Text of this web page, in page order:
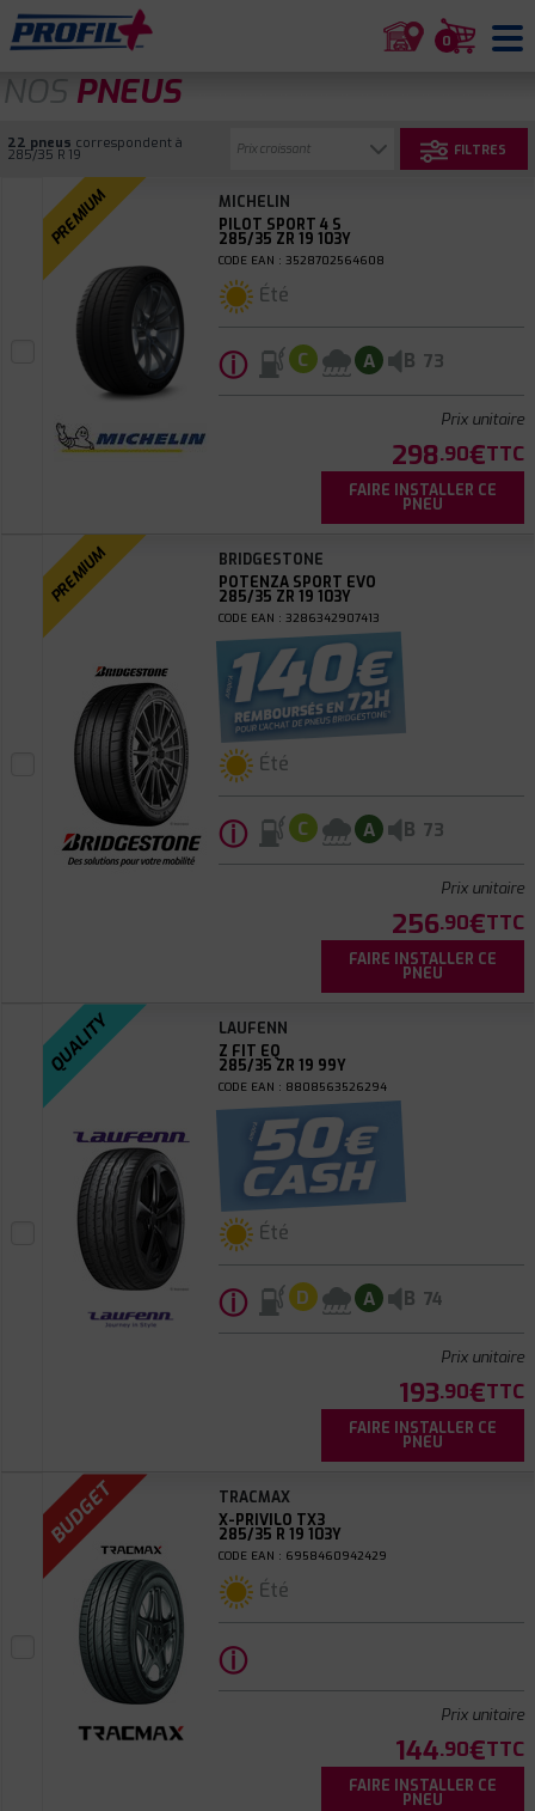
0
NOS PNEUS
22 pneus correspondent à
285/35 R 19 FILTRES
PREMIUM
MICHELIN
PILOT SPORT 4 S
285/35 ZR 19 103Y
CODE EAN : 3528702564608
Été
ⓘ C A B 73
Prix unitaire
298.90€TTC
FAIRE INSTALLER CE
PNEU
PREMIUM
BRIDGESTONE
POTENZA SPORT EVO
285/35 ZR 19 103Y
CODE EAN : 3286342907413
Été
ⓘ C A B 73
Prix unitaire
256.90€TTC
FAIRE INSTALLER CE
PNEU
QUALITY
LAUFENN
Z FIT EQ
285/35 ZR 19 99Y
CODE EAN : 8808563526294
Été
ⓘ D A B 74
Prix unitaire
193.90€TTC
FAIRE INSTALLER CE
PNEU
BUDGET
TRACMAX
X-PRIVILO TX3
285/35 R 19 103Y
CODE EAN : 6958460942429
Été
ⓘ
Prix unitaire
144.90€TTC
FAIRE INSTALLER CE
PNEU